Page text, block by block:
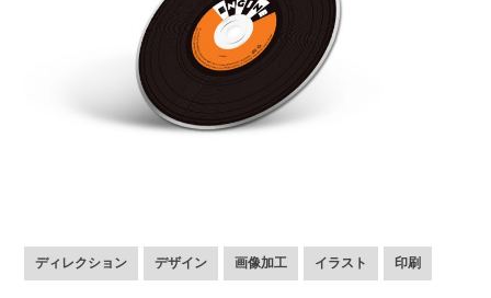
ディレクション デザイン 画像加工 イラスト 印刷